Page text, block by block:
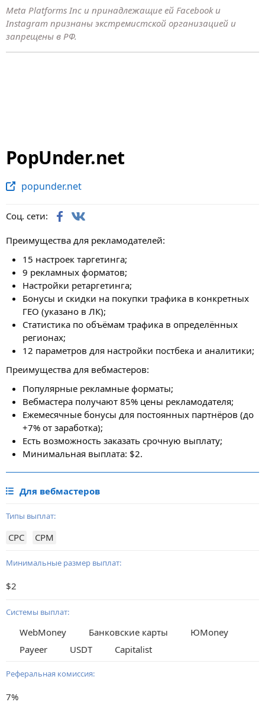
Meta Platforms Inc и принадлежащие ей Facebook и
Instagram признаны экстремистской организацией и
запрещены в РФ.
PopUnder.net
popunder.net
Соц. сети:
Преимущества для рекламодателей:
15 настроек таргетинга;
9 рекламных форматов;
Настройки ретаргетинга;
Бонусы и скидки на покупки трафика в конкретных
ГЕО (указано в ЛК);
Статистика по объёмам трафика в определённых
регионах;
12 параметров для настройки постбека и аналитики;
Преимущества для вебмастеров:
Популярные рекламные форматы;
Вебмастера получают 85% цены рекламодателя;
Ежемесячные бонусы для постоянных партнёров (до
+7% от заработка);
Есть возможность заказать срочную выплату;
Минимальная выплата: $2.
Для вебмастеров
Типы выплат:
CPC CPM
Минимальные размер выплат:
$2
Системы выплат:
WebMoney Банковские карты
ЮMoney
Payeer
USDT Capitalist
Реферальная комиссия:
7%